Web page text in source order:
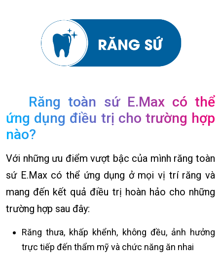
Răng toàn sứ E.Max có thể
ứng dụng điều trị cho trường hợp
nào?
Với những ưu điểm vượt bậc của mình răng toàn
sứ E.Max có thể ứng dụng ở mọi vị trí răng và
mang đến kết quả điều trị hoàn hảo cho những
trường hợp sau đây:
Răng thưa, khấp khểnh, không đều, ảnh hưởng
trực tiếp đến thẩm mỹ và chức năng ăn nhai